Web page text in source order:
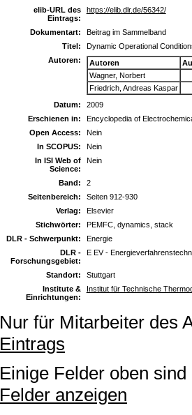
elib-URL des
Eintrags:
https://elib.dlr.de/56342/
Dokumentart:
Beitrag im Sammelband
Titel:
Dynamic Operational
Autoren:
Autoren
Wagner, Norbert
Friedrich, Andreas Kaspar
Datum:
2009
Erschienen in:
Encyclopedia of
Open Access:
Nein
In SCOPUS:
Nein
In ISI Web of
Science:
Nein
Band:
2
Seitenbereich:
Seiten 912-930
Verlag:
Elsevier
Stichwörter:
PEMFC, dynamics, stack
DLR - Schwerpunkt:
Energie
DLR -
Forschungsgebiet:
E EV -
Standort:
Stuttgart
Institute &
Einrichtungen:
Institut für Technische
Nur für Mitarbeiter des
Eintrags
Einige Felder oben
Felder anzeigen